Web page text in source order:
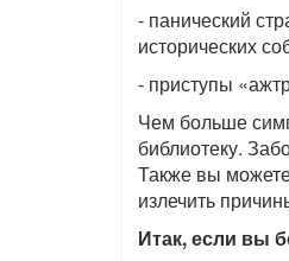
- панический
исторических
- приступы
Чем больше
библиотеку.
Также вы
излечить
Итак, если вы